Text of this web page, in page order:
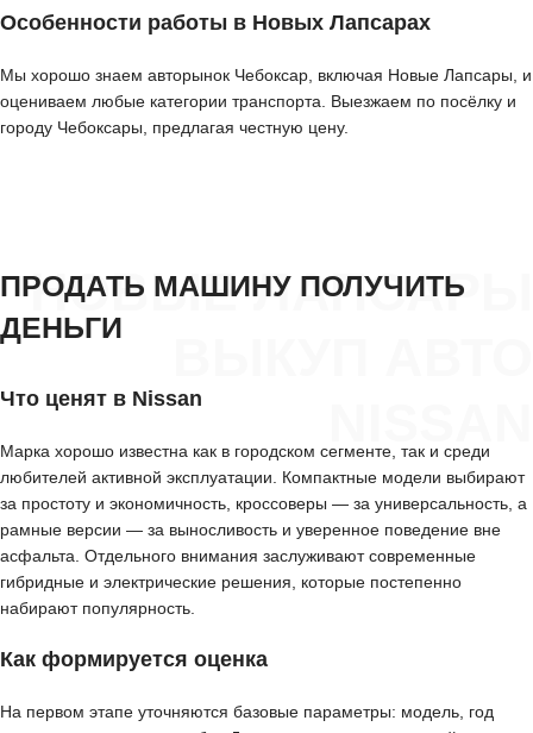
Особенности работы в Новых Лапсарах
Мы хорошо знаем авторынок Чебоксар, включая Новые Лапсары, и
оцениваем любые категории транспорта. Выезжаем по посёлку и
городу Чебоксары, предлагая честную цену.
НОВЫЕ ЛАПСАРЫ
ПРОДАТЬ МАШИНУ ПОЛУЧИТЬ
ДЕНЬГИ
Что ценят в Nissan
Марка хорошо известна как в городском сегменте, так и среди
любителей активной эксплуатации. Компактные модели выбирают
за простоту и экономичность, кроссоверы — за универсальность, а
рамные версии — за выносливость и уверенное поведение вне
асфальта. Отдельного внимания заслуживают современные
гибридные и электрические решения, которые постепенно
набирают популярность.
Как формируется оценка
На первом этапе уточняются базовые параметры: модель, год